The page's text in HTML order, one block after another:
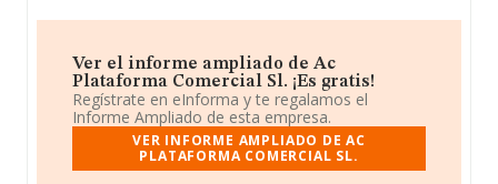
Ver el informe ampliado de Ac
Plataforma Comercial Sl. ¡Es gratis!
Regístrate en eInforma y te regalamos el
Informe Ampliado de esta empresa.
VER INFORME AMPLIADO DE AC
PLATAFORMA COMERCIAL SL.